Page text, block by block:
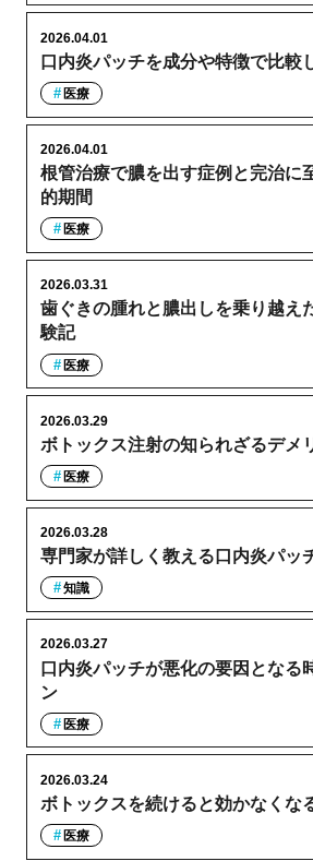
口内炎パッチを成分や特徴で比較
2026.04.01
医療
根管治療で膿を出す症例と完治に
的期間
2026.04.01
医療
歯ぐきの腫れと膿出しを乗り越え
験記
2026.03.31
医療
ボトックス注射の知られざるデメ
2026.03.29
医療
専門家が詳しく教える口内炎パッ
2026.03.28
知識
口内炎パッチが悪化の要因となる
ン
2026.03.27
医療
ボトックスを続けると効かなくな
2026.03.24
医療